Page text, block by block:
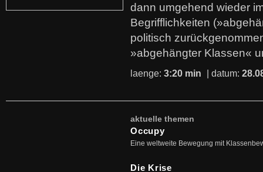
dann umgehend wieder
Begrifflichkeiten
politisch
»abgehängter Klassen«
laenge: 3:20 min | datum:
aktuelle themen
Occupy
Eine weltweite Bewegung mit
Die Krise